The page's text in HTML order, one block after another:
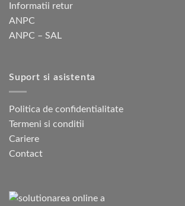
Informatii retur
ANPC
ANPC – SAL
Suport si asistenta
Politica de confidentialitate
Termeni si conditii
Cariere
Contact